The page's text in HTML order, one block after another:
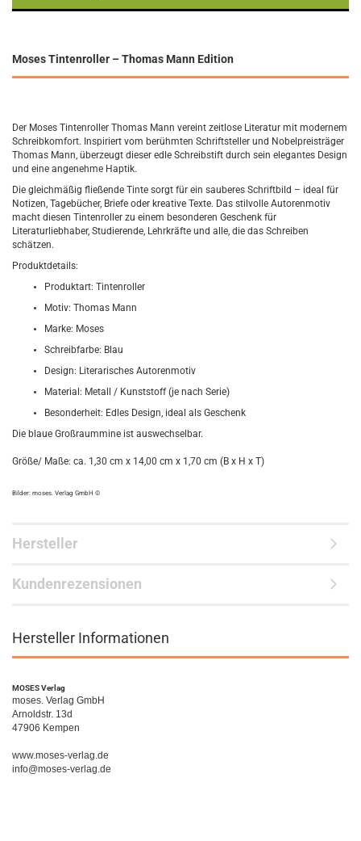
Moses Tintenroller – Thomas Mann Edition
Der Moses Tintenroller Thomas Mann vereint zeitlose Literatur mit modernem
Schreibkomfort. Inspiriert vom berühmten Schriftsteller und Nobelpreisträger
Thomas Mann, überzeugt dieser edle Schreibstift durch sein elegantes Design
und eine angenehme Haptik.
Die gleichmäßig fließende Tinte sorgt für ein sauberes Schriftbild – ideal für
Notizen, Tagebücher, Briefe oder kreative Texte. Das stilvolle Autorenmotiv
macht diesen Tintenroller zu einem besonderen Geschenk für
Literaturliebhaber, Studierende, Lehrkräfte und alle, die das Schreiben
schätzen.
Produktdetails:
Produktart: Tintenroller
Motiv: Thomas Mann
Marke: Moses
Schreibfarbe: Blau
Design: Literarisches Autorenmotiv
Material: Metall / Kunststoff (je nach Serie)
Besonderheit: Edles Design, ideal als Geschenk
Die blaue Großraummine ist auswechselbar.
Größe/ Maße: ca. 1,30 cm x 14,00 cm x 1,70 cm (B x H x T)
Bilder: moses. Verlag GmbH ©
Hersteller
Kundenrezensionen
Hersteller Informationen
MOSES Verlag
moses. Verlag GmbH
Arnoldstr. 13d
47906 Kempen
www.moses-verlag.de
info@moses-verlag.de